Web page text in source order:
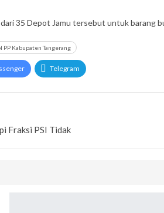
35 Depot Jamu tersebut untuk barang
PP Kabupaten Tangerang
Telegram
Fraksi PSI Tidak